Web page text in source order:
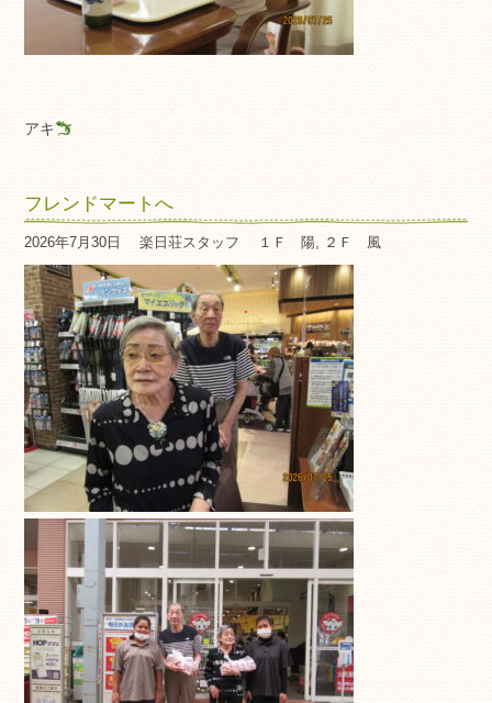
アキ
フレンドマートへ
2026年7月30日 楽日荘スタッフ １Ｆ 陽, ２Ｆ 風